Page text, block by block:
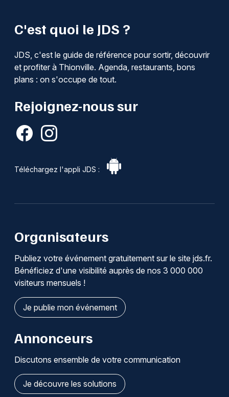
C'est quoi le JDS ?
JDS, c'est le guide de référence pour sortir, découvrir
et profiter à Thionville. Agenda, restaurants, bons
plans : on s'occupe de tout.
Rejoignez-nous sur
Téléchargez l'appli JDS :
Organisateurs
Publiez votre événement gratuitement sur le site jds.fr.
Bénéficiez d'une visibilité auprès de nos 3 000 000
visiteurs mensuels !
Je publie mon événement
Annonceurs
Discutons ensemble de votre communication
Je découvre les solutions